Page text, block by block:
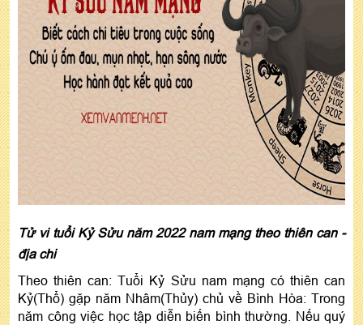
Tử vi tuổi Kỷ Sửu năm 2022 nam mạng theo thiên can -
địa chi
Theo thiên can: Tuổi Kỷ Sửu nam mạng có thiên can
Kỷ(Thổ) gặp năm Nhâm(Thủy) chủ về Bình Hòa: Trong
năm công việc học tập diễn biến bình thường. Nếu quý